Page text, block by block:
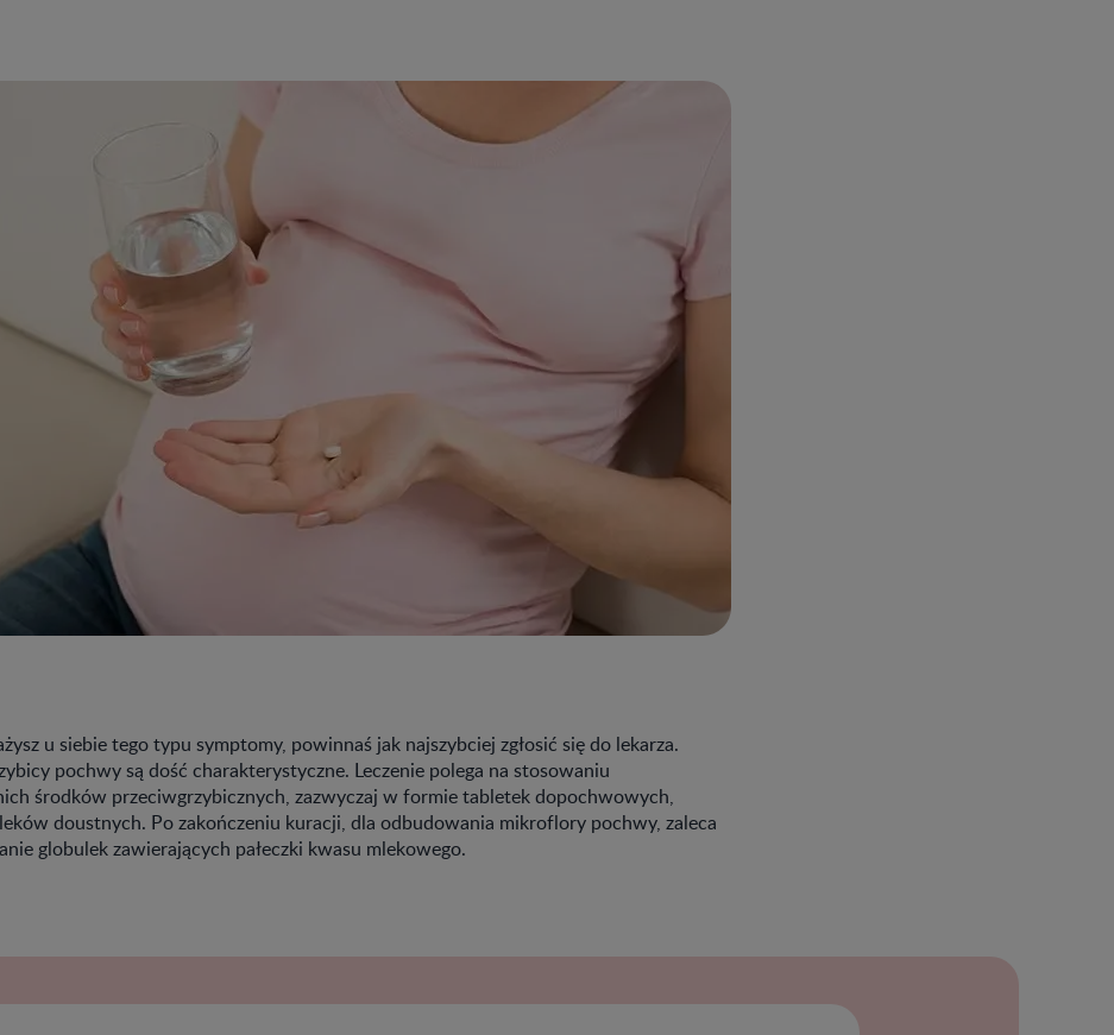
u siebie tego typu symptomy, powinnaś jak najszybciej zgłosić się do lekarza.
pochwy są dość charakterystyczne. Leczenie polega na stosowaniu
środków przeciwgrzybicznych, zazwyczaj w formie tabletek dopochwowych,
doustnych. Po zakończeniu kuracji, dla odbudowania mikroflory pochwy, zaleca
globulek zawierających pałeczki kwasu mlekowego.